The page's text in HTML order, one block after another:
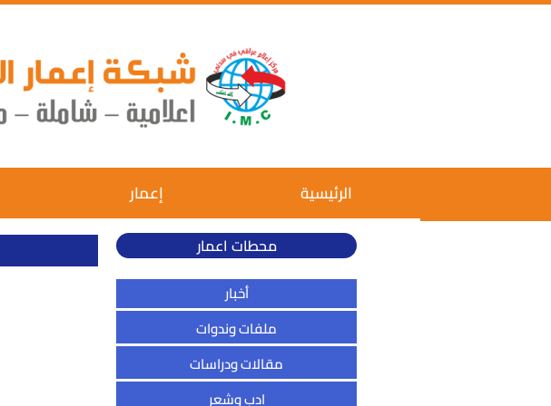
إعمار الرئيسية
محطات اعمار
أخبار
ملفات وندوات
مقالات ودراسات
ادب وشعر